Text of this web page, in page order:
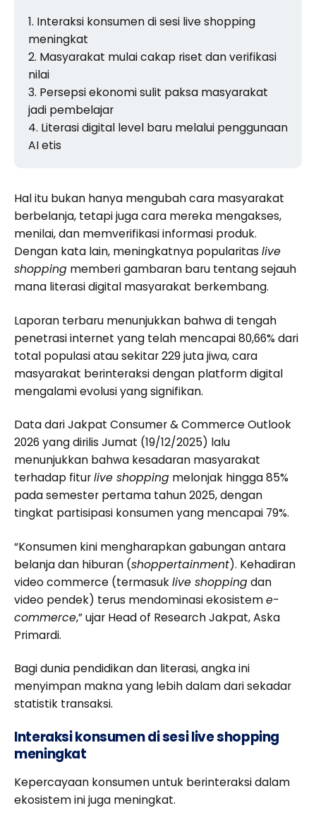
Interaksi konsumen di sesi live shopping
meningkat
Masyarakat mulai cakap riset dan verifikasi
nilai
Persepsi ekonomi sulit paksa masyarakat
jadi pembelajar
Literasi digital level baru melalui penggunaan
AI etis
Hal itu bukan hanya mengubah cara masyarakat
berbelanja, tetapi juga cara mereka mengakses,
menilai, dan memverifikasi informasi produk.
Dengan kata lain, meningkatnya popularitaslive
shopping memberi gambaran baru tentang sejauh
mana literasi digital masyarakat berkembang.
Laporan terbaru menunjukkan bahwa di tengah
penetrasi internet yang telah mencapai 80,66% dari
total populasi atau sekitar 229 juta jiwa, cara
masyarakat berinteraksi dengan platform digital
mengalami evolusi yang signifikan.
Data dari Jakpat Consumer & Commerce Outlook
2026 yang dirilis Jumat (19/12/2025) lalu
menunjukkan bahwa kesadaran masyarakat
terhadap fiturlive shopping melonjak hingga 85%
pada semester pertama tahun 2025, dengan
tingkat partisipasi konsumen yang mencapai 79%.
“Konsumen kini mengharapkan gabungan antara
belanja dan hiburan (shoppertainment). Kehadiran
video commerce (termasuklive shopping dan
video pendek) terus mendominasi ekosisteme-
commerce,” ujar Head of Research Jakpat, Aska
Primardi.
Bagi dunia pendidikan dan literasi, angka ini
menyimpan makna yang lebih dalam dari sekadar
statistik transaksi.
Interaksi konsumen di sesi live shopping
meningkat
Kepercayaan konsumen untuk berinteraksi dalam
ekosistem ini juga meningkat.